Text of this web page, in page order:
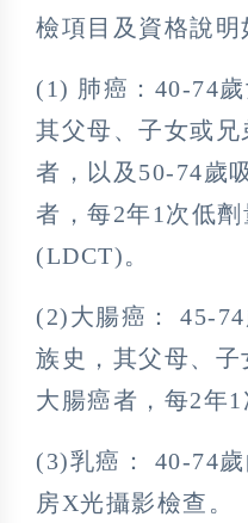
檢項目及資格說明
(1) 肺癌：40-74歲
其父母、子女或
者，以及50-74歲
者，每2年1次低
(LDCT)。
(2)大腸癌： 45-
族史，其父母、
大腸癌者，每2年1
(3)乳癌： 40-74
房X光攝影檢查。